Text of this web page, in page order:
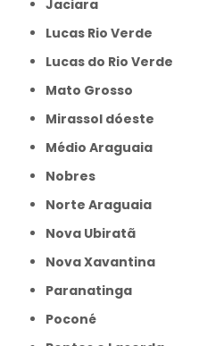
Jaciara
Lucas Rio Verde
Lucas do Rio Verde
Mato Grosso
Mirassol dóeste
Médio Araguaia
Nobres
Norte Araguaia
Nova Ubiratã
Nova Xavantina
Paranatinga
Poconé